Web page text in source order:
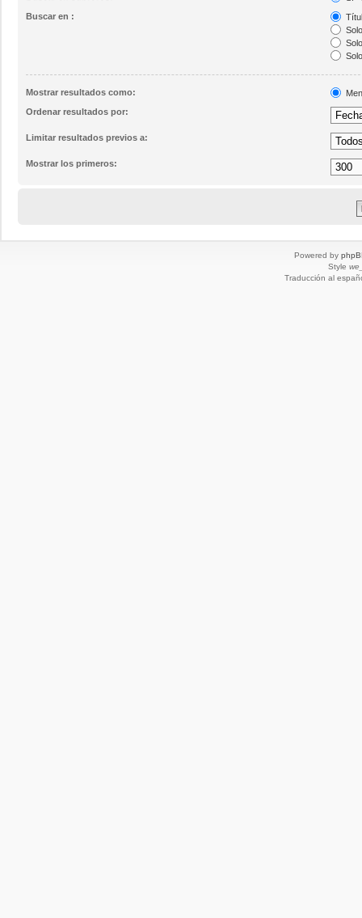
Buscar en :
Mostrar resultados como:
Ordenar resultados por:
Limitar resultados previos a:
Mostrar los primeros:
Powered by
Style
Traducción al